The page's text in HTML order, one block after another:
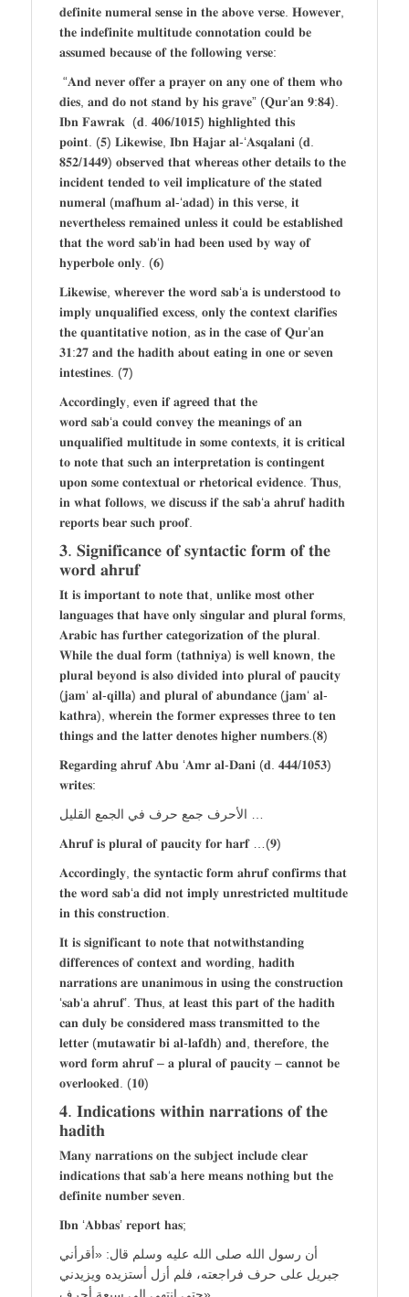
𝐝𝐞𝐟𝐢𝐧𝐢𝐭𝐞 𝐧𝐮𝐦𝐞𝐫𝐚𝐥 𝐬𝐞𝐧𝐬𝐞 𝐢𝐧 𝐭𝐡𝐞 𝐚𝐛𝐨𝐯𝐞 𝐯𝐞𝐫𝐬𝐞. 𝐇𝐨𝐰𝐞𝐯𝐞𝐫,
𝐭𝐡𝐞 𝐢𝐧𝐝𝐞𝐟𝐢𝐧𝐢𝐭𝐞 𝐦𝐮𝐥𝐭𝐢𝐭𝐮𝐝𝐞 𝐜𝐨𝐧𝐧𝐨𝐭𝐚𝐭𝐢𝐨𝐧 𝐜𝐨𝐮𝐥𝐝 𝐛𝐞
𝐚𝐬𝐬𝐮𝐦𝐞𝐝 𝐛𝐞𝐜𝐚𝐮𝐬𝐞 𝐨𝐟 𝐭𝐡𝐞 𝐟𝐨𝐥𝐥𝐨𝐰𝐢𝐧𝐠 𝐯𝐞𝐫𝐬𝐞:
“𝐀𝐧𝐝 𝐧𝐞𝐯𝐞𝐫 𝐨𝐟𝐟𝐞𝐫 𝐚 𝐩𝐫𝐚𝐲𝐞𝐫 𝐨𝐧 𝐚𝐧𝐲 𝐨𝐧𝐞 𝐨𝐟 𝐭𝐡𝐞𝐦 𝐰𝐡𝐨
𝐝𝐢𝐞𝐬, 𝐚𝐧𝐝 𝐝𝐨 𝐧𝐨𝐭 𝐬𝐭𝐚𝐧𝐝 𝐛𝐲 𝐡𝐢𝐬 𝐠𝐫𝐚𝐯𝐞” (𝐐𝐮𝐫’𝐚𝐧 𝟗:𝟖𝟒).
𝐈𝐛𝐧 𝐅𝐚𝐰𝐫𝐚𝐤 (𝐝. 𝟒𝟎𝟔/𝟏𝟎𝟏𝟓) 𝐡𝐢𝐠𝐡𝐥𝐢𝐠𝐡𝐭𝐞𝐝 𝐭𝐡𝐢𝐬
𝐩𝐨𝐢𝐧𝐭. (𝟓) 𝐋𝐢𝐤𝐞𝐰𝐢𝐬𝐞, 𝐈𝐛𝐧 𝐇𝐚𝐣𝐚𝐫 𝐚𝐥-‘𝐀𝐬𝐪𝐚𝐥𝐚𝐧𝐢 (𝐝.
𝟖𝟓𝟐/𝟏𝟒𝟒𝟗) 𝐨𝐛𝐬𝐞𝐫𝐯𝐞𝐝 𝐭𝐡𝐚𝐭 𝐰𝐡𝐞𝐫𝐞𝐚𝐬 𝐨𝐭𝐡𝐞𝐫 𝐝𝐞𝐭𝐚𝐢𝐥𝐬 𝐭𝐨 𝐭𝐡𝐞
𝐢𝐧𝐜𝐢𝐝𝐞𝐧𝐭 𝐭𝐞𝐧𝐝𝐞𝐝 𝐭𝐨 𝐯𝐞𝐢𝐥 𝐢𝐦𝐩𝐥𝐢𝐜𝐚𝐭𝐮𝐫𝐞 𝐨𝐟 𝐭𝐡𝐞 𝐬𝐭𝐚𝐭𝐞𝐝
𝐧𝐮𝐦𝐞𝐫𝐚𝐥 (𝐦𝐚𝐟𝐡𝐮𝐦 𝐚𝐥-‘𝐚𝐝𝐚𝐝) 𝐢𝐧 𝐭𝐡𝐢𝐬 𝐯𝐞𝐫𝐬𝐞, 𝐢𝐭
𝐧𝐞𝐯𝐞𝐫𝐭𝐡𝐞𝐥𝐞𝐬𝐬 𝐫𝐞𝐦𝐚𝐢𝐧𝐞𝐝 𝐮𝐧𝐥𝐞𝐬𝐬 𝐢𝐭 𝐜𝐨𝐮𝐥𝐝 𝐛𝐞 𝐞𝐬𝐭𝐚𝐛𝐥𝐢𝐬𝐡𝐞𝐝
𝐭𝐡𝐚𝐭 𝐭𝐡𝐞 𝐰𝐨𝐫𝐝 𝐬𝐚𝐛‘𝐢𝐧 𝐡𝐚𝐝 𝐛𝐞𝐞𝐧 𝐮𝐬𝐞𝐝 𝐛𝐲 𝐰𝐚𝐲 𝐨𝐟
𝐡𝐲𝐩𝐞𝐫𝐛𝐨𝐥𝐞 𝐨𝐧𝐥𝐲. (𝟔)
𝐋𝐢𝐤𝐞𝐰𝐢𝐬𝐞, 𝐰𝐡𝐞𝐫𝐞𝐯𝐞𝐫 𝐭𝐡𝐞 𝐰𝐨𝐫𝐝 𝐬𝐚𝐛‘𝐚 𝐢𝐬 𝐮𝐧𝐝𝐞𝐫𝐬𝐭𝐨𝐨𝐝 𝐭𝐨
𝐢𝐦𝐩𝐥𝐲 𝐮𝐧𝐪𝐮𝐚𝐥𝐢𝐟𝐢𝐞𝐝 𝐞𝐱𝐜𝐞𝐬𝐬, 𝐨𝐧𝐥𝐲 𝐭𝐡𝐞 𝐜𝐨𝐧𝐭𝐞𝐱𝐭 𝐜𝐥𝐚𝐫𝐢𝐟𝐢𝐞𝐬
𝐭𝐡𝐞 𝐪𝐮𝐚𝐧𝐭𝐢𝐭𝐚𝐭𝐢𝐯𝐞 𝐧𝐨𝐭𝐢𝐨𝐧, 𝐚𝐬 𝐢𝐧 𝐭𝐡𝐞 𝐜𝐚𝐬𝐞 𝐨𝐟 𝐐𝐮𝐫’𝐚𝐧
𝟑𝟏:𝟐𝟕 𝐚𝐧𝐝 𝐭𝐡𝐞 𝐡𝐚𝐝𝐢𝐭𝐡 𝐚𝐛𝐨𝐮𝐭 𝐞𝐚𝐭𝐢𝐧𝐠 𝐢𝐧 𝐨𝐧𝐞 𝐨𝐫 𝐬𝐞𝐯𝐞𝐧
𝐢𝐧𝐭𝐞𝐬𝐭𝐢𝐧𝐞𝐬. (𝟕)
𝐀𝐜𝐜𝐨𝐫𝐝𝐢𝐧𝐠𝐥𝐲, 𝐞𝐯𝐞𝐧 𝐢𝐟 𝐚𝐠𝐫𝐞𝐞𝐝 𝐭𝐡𝐚𝐭 𝐭𝐡𝐞
𝐰𝐨𝐫𝐝 𝐬𝐚𝐛‘𝐚 𝐜𝐨𝐮𝐥𝐝 𝐜𝐨𝐧𝐯𝐞𝐲 𝐭𝐡𝐞 𝐦𝐞𝐚𝐧𝐢𝐧𝐠𝐬 𝐨𝐟 𝐚𝐧
𝐮𝐧𝐪𝐮𝐚𝐥𝐢𝐟𝐢𝐞𝐝 𝐦𝐮𝐥𝐭𝐢𝐭𝐮𝐝𝐞 𝐢𝐧 𝐬𝐨𝐦𝐞 𝐜𝐨𝐧𝐭𝐞𝐱𝐭𝐬, 𝐢𝐭 𝐢𝐬 𝐜𝐫𝐢𝐭𝐢𝐜𝐚𝐥
𝐭𝐨 𝐧𝐨𝐭𝐞 𝐭𝐡𝐚𝐭 𝐬𝐮𝐜𝐡 𝐚𝐧 𝐢𝐧𝐭𝐞𝐫𝐩𝐫𝐞𝐭𝐚𝐭𝐢𝐨𝐧 𝐢𝐬 𝐜𝐨𝐧𝐭𝐢𝐧𝐠𝐞𝐧𝐭
𝐮𝐩𝐨𝐧 𝐬𝐨𝐦𝐞 𝐜𝐨𝐧𝐭𝐞𝐱𝐭𝐮𝐚𝐥 𝐨𝐫 𝐫𝐡𝐞𝐭𝐨𝐫𝐢𝐜𝐚𝐥 𝐞𝐯𝐢𝐝𝐞𝐧𝐜𝐞. 𝐓𝐡𝐮𝐬,
𝐢𝐧 𝐰𝐡𝐚𝐭 𝐟𝐨𝐥𝐥𝐨𝐰𝐬, 𝐰𝐞 𝐝𝐢𝐬𝐜𝐮𝐬𝐬 𝐢𝐟 𝐭𝐡𝐞 𝐬𝐚𝐛‘𝐚 𝐚𝐡𝐫𝐮𝐟 𝐡𝐚𝐝𝐢𝐭𝐡
𝐫𝐞𝐩𝐨𝐫𝐭𝐬 𝐛𝐞𝐚𝐫 𝐬𝐮𝐜𝐡 𝐩𝐫𝐨𝐨𝐟.
𝟑. 𝐒𝐢𝐠𝐧𝐢𝐟𝐢𝐜𝐚𝐧𝐜𝐞 𝐨𝐟 𝐬𝐲𝐧𝐭𝐚𝐜𝐭𝐢𝐜 𝐟𝐨𝐫𝐦 𝐨𝐟 𝐭𝐡𝐞
𝐰𝐨𝐫𝐝 𝐚𝐡𝐫𝐮𝐟
𝐈𝐭 𝐢𝐬 𝐢𝐦𝐩𝐨𝐫𝐭𝐚𝐧𝐭 𝐭𝐨 𝐧𝐨𝐭𝐞 𝐭𝐡𝐚𝐭, 𝐮𝐧𝐥𝐢𝐤𝐞 𝐦𝐨𝐬𝐭 𝐨𝐭𝐡𝐞𝐫
𝐥𝐚𝐧𝐠𝐮𝐚𝐠𝐞𝐬 𝐭𝐡𝐚𝐭 𝐡𝐚𝐯𝐞 𝐨𝐧𝐥𝐲 𝐬𝐢𝐧𝐠𝐮𝐥𝐚𝐫 𝐚𝐧𝐝 𝐩𝐥𝐮𝐫𝐚𝐥 𝐟𝐨𝐫𝐦𝐬,
𝐀𝐫𝐚𝐛𝐢𝐜 𝐡𝐚𝐬 𝐟𝐮𝐫𝐭𝐡𝐞𝐫 𝐜𝐚𝐭𝐞𝐠𝐨𝐫𝐢𝐳𝐚𝐭𝐢𝐨𝐧 𝐨𝐟 𝐭𝐡𝐞 𝐩𝐥𝐮𝐫𝐚𝐥.
𝐖𝐡𝐢𝐥𝐞 𝐭𝐡𝐞 𝐝𝐮𝐚𝐥 𝐟𝐨𝐫𝐦 (𝐭𝐚𝐭𝐡𝐧𝐢𝐲𝐚) 𝐢𝐬 𝐰𝐞𝐥𝐥 𝐤𝐧𝐨𝐰𝐧, 𝐭𝐡𝐞
𝐩𝐥𝐮𝐫𝐚𝐥 𝐛𝐞𝐲𝐨𝐧𝐝 𝐢𝐬 𝐚𝐥𝐬𝐨 𝐝𝐢𝐯𝐢𝐝𝐞𝐝 𝐢𝐧𝐭𝐨 𝐩𝐥𝐮𝐫𝐚𝐥 𝐨𝐟 𝐩𝐚𝐮𝐜𝐢𝐭𝐲
(𝐣𝐚𝐦‘ 𝐚𝐥-𝐪𝐢𝐥𝐥𝐚) 𝐚𝐧𝐝 𝐩𝐥𝐮𝐫𝐚𝐥 𝐨𝐟 𝐚𝐛𝐮𝐧𝐝𝐚𝐧𝐜𝐞 (𝐣𝐚𝐦‘ 𝐚𝐥-
𝐤𝐚𝐭𝐡𝐫𝐚), 𝐰𝐡𝐞𝐫𝐞𝐢𝐧 𝐭𝐡𝐞 𝐟𝐨𝐫𝐦𝐞𝐫 𝐞𝐱𝐩𝐫𝐞𝐬𝐬𝐞𝐬 𝐭𝐡𝐫𝐞𝐞 𝐭𝐨 𝐭𝐞𝐧
𝐭𝐡𝐢𝐧𝐠𝐬 𝐚𝐧𝐝 𝐭𝐡𝐞 𝐥𝐚𝐭𝐭𝐞𝐫 𝐝𝐞𝐧𝐨𝐭𝐞𝐬 𝐡𝐢𝐠𝐡𝐞𝐫 𝐧𝐮𝐦𝐛𝐞𝐫𝐬.(𝟖)
𝐑𝐞𝐠𝐚𝐫𝐝𝐢𝐧𝐠 𝐚𝐡𝐫𝐮𝐟 𝐀𝐛𝐮 ‘𝐀𝐦𝐫 𝐚𝐥-𝐃𝐚𝐧𝐢 (𝐝. 𝟒𝟒𝟒/𝟏𝟎𝟓𝟑)
𝐰𝐫𝐢𝐭𝐞𝐬:
𝐀𝐡𝐫𝐮𝐟 𝐢𝐬 𝐩𝐥𝐮𝐫𝐚𝐥 𝐨𝐟 𝐩𝐚𝐮𝐜𝐢𝐭𝐲 𝐟𝐨𝐫 𝐡𝐚𝐫𝐟 …(𝟗)
𝐀𝐜𝐜𝐨𝐫𝐝𝐢𝐧𝐠𝐥𝐲, 𝐭𝐡𝐞 𝐬𝐲𝐧𝐭𝐚𝐜𝐭𝐢𝐜 𝐟𝐨𝐫𝐦 𝐚𝐡𝐫𝐮𝐟 𝐜𝐨𝐧𝐟𝐢𝐫𝐦𝐬 𝐭𝐡𝐚𝐭
𝐭𝐡𝐞 𝐰𝐨𝐫𝐝 𝐬𝐚𝐛‘𝐚 𝐝𝐢𝐝 𝐧𝐨𝐭 𝐢𝐦𝐩𝐥𝐲 𝐮𝐧𝐫𝐞𝐬𝐭𝐫𝐢𝐜𝐭𝐞𝐝 𝐦𝐮𝐥𝐭𝐢𝐭𝐮𝐝𝐞
𝐢𝐧 𝐭𝐡𝐢𝐬 𝐜𝐨𝐧𝐬𝐭𝐫𝐮𝐜𝐭𝐢𝐨𝐧.
𝐈𝐭 𝐢𝐬 𝐬𝐢𝐠𝐧𝐢𝐟𝐢𝐜𝐚𝐧𝐭 𝐭𝐨 𝐧𝐨𝐭𝐞 𝐭𝐡𝐚𝐭 𝐧𝐨𝐭𝐰𝐢𝐭𝐡𝐬𝐭𝐚𝐧𝐝𝐢𝐧𝐠
𝐝𝐢𝐟𝐟𝐞𝐫𝐞𝐧𝐜𝐞𝐬 𝐨𝐟 𝐜𝐨𝐧𝐭𝐞𝐱𝐭 𝐚𝐧𝐝 𝐰𝐨𝐫𝐝𝐢𝐧𝐠, 𝐡𝐚𝐝𝐢𝐭𝐡
𝐧𝐚𝐫𝐫𝐚𝐭𝐢𝐨𝐧𝐬 𝐚𝐫𝐞 𝐮𝐧𝐚𝐧𝐢𝐦𝐨𝐮𝐬 𝐢𝐧 𝐮𝐬𝐢𝐧𝐠 𝐭𝐡𝐞 𝐜𝐨𝐧𝐬𝐭𝐫𝐮𝐜𝐭𝐢𝐨𝐧
‘𝐬𝐚𝐛‘𝐚 𝐚𝐡𝐫𝐮𝐟’. 𝐓𝐡𝐮𝐬, 𝐚𝐭 𝐥𝐞𝐚𝐬𝐭 𝐭𝐡𝐢𝐬 𝐩𝐚𝐫𝐭 𝐨𝐟 𝐭𝐡𝐞 𝐡𝐚𝐝𝐢𝐭𝐡
𝐜𝐚𝐧 𝐝𝐮𝐥𝐲 𝐛𝐞 𝐜𝐨𝐧𝐬𝐢𝐝𝐞𝐫𝐞𝐝 𝐦𝐚𝐬𝐬 𝐭𝐫𝐚𝐧𝐬𝐦𝐢𝐭𝐭𝐞𝐝 𝐭𝐨 𝐭𝐡𝐞
𝐥𝐞𝐭𝐭𝐞𝐫 (𝐦𝐮𝐭𝐚𝐰𝐚𝐭𝐢𝐫 𝐛𝐢 𝐚𝐥-𝐥𝐚𝐟𝐝𝐡) 𝐚𝐧𝐝, 𝐭𝐡𝐞𝐫𝐞𝐟𝐨𝐫𝐞, 𝐭𝐡𝐞
𝐰𝐨𝐫𝐝 𝐟𝐨𝐫𝐦 𝐚𝐡𝐫𝐮𝐟 – 𝐚 𝐩𝐥𝐮𝐫𝐚𝐥 𝐨𝐟 𝐩𝐚𝐮𝐜𝐢𝐭𝐲 – 𝐜𝐚𝐧𝐧𝐨𝐭 𝐛𝐞
𝐨𝐯𝐞𝐫𝐥𝐨𝐨𝐤𝐞𝐝. (𝟏𝟎)
𝟒. 𝐈𝐧𝐝𝐢𝐜𝐚𝐭𝐢𝐨𝐧𝐬 𝐰𝐢𝐭𝐡𝐢𝐧 𝐧𝐚𝐫𝐫𝐚𝐭𝐢𝐨𝐧𝐬 𝐨𝐟 𝐭𝐡𝐞
𝐡𝐚𝐝𝐢𝐭𝐡
𝐌𝐚𝐧𝐲 𝐧𝐚𝐫𝐫𝐚𝐭𝐢𝐨𝐧𝐬 𝐨𝐧 𝐭𝐡𝐞 𝐬𝐮𝐛𝐣𝐞𝐜𝐭 𝐢𝐧𝐜𝐥𝐮𝐝𝐞 𝐜𝐥𝐞𝐚𝐫
𝐢𝐧𝐝𝐢𝐜𝐚𝐭𝐢𝐨𝐧𝐬 𝐭𝐡𝐚𝐭 𝐬𝐚𝐛‘𝐚 𝐡𝐞𝐫𝐞 𝐦𝐞𝐚𝐧𝐬 𝐧𝐨𝐭𝐡𝐢𝐧𝐠 𝐛𝐮𝐭 𝐭𝐡𝐞
𝐝𝐞𝐟𝐢𝐧𝐢𝐭𝐞 𝐧𝐮𝐦𝐛𝐞𝐫 𝐬𝐞𝐯𝐞𝐧.
𝐈𝐛𝐧 ‘𝐀𝐛𝐛𝐚𝐬’ 𝐫𝐞𝐩𝐨𝐫𝐭 𝐡𝐚𝐬;
أن رسول الله صلى الله عليه وسلم قال: «أقرأني
جبريل على حرف فراجعته، فلم أزل أستزيده ويزيدني